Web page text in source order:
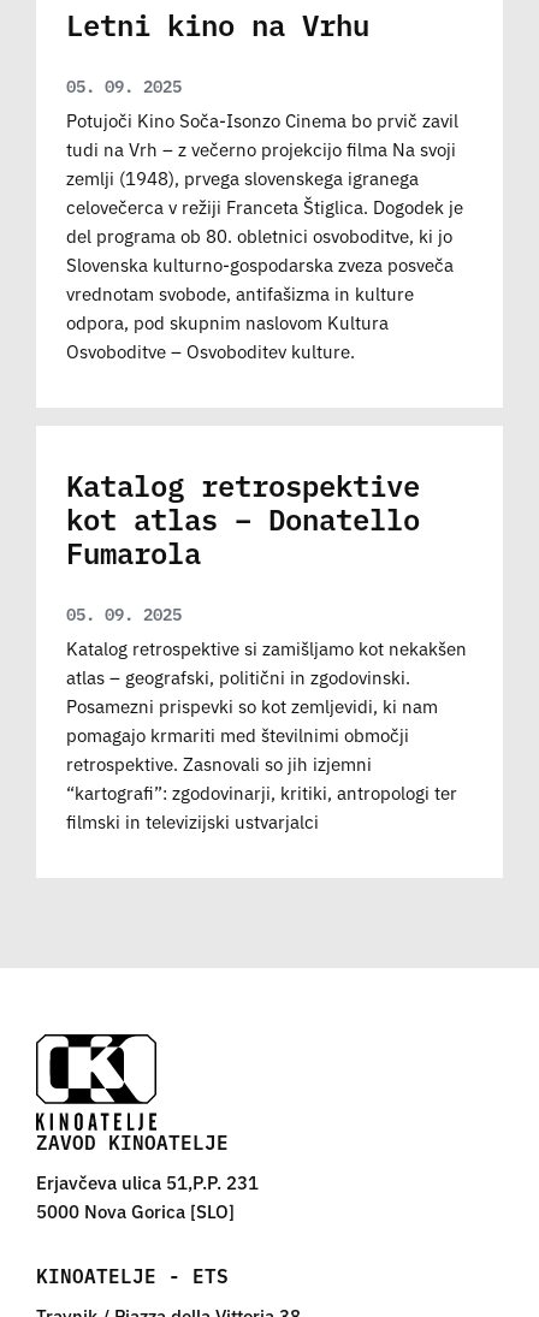
Letni kino na Vrhu
05. 09. 2025
Potujoči Kino Soča-Isonzo Cinema bo prvič zavil
tudi na Vrh – z večerno projekcijo filma Na svoji
zemlji (1948), prvega slovenskega igranega
celovečerca v režiji Franceta Štiglica. Dogodek je
del programa ob 80. obletnici osvoboditve, ki jo
Slovenska kulturno-gospodarska zveza posveča
vrednotam svobode, antifašizma in kulture
odpora, pod skupnim naslovom Kultura
Osvoboditve – Osvoboditev kulture.
Katalog retrospektive
kot atlas – Donatello
Fumarola
05. 09. 2025
Katalog retrospektive si zamišljamo kot nekakšen
atlas – geografski, politični in zgodovinski.
Posamezni prispevki so kot zemljevidi, ki nam
pomagajo krmariti med številnimi območji
retrospektive. Zasnovali so jih izjemni
“kartografi”: zgodovinarji, kritiki, antropologi ter
filmski in televizijski ustvarjalci
ZAVOD KINOATELJE
Erjavčeva ulica 51,P.P. 231
5000 Nova Gorica [SLO]
KINOATELJE - ETS